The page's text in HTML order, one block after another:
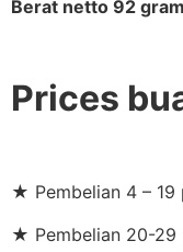
Berat netto 92 gram
Prices
★ Pembelian 4 – 19
★ Pembelian 20-29